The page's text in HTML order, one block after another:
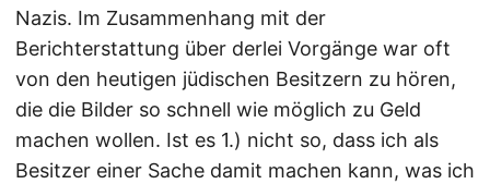
Nazis. Im Zusammenhang mit der
Berichterstattung über derlei Vorgänge war oft
von den heutigen jüdischen Besitzern zu hören,
die die Bilder so schnell wie möglich zu Geld
machen wollen. Ist es 1.) nicht so, dass ich als
Besitzer einer Sache damit machen kann, was ich